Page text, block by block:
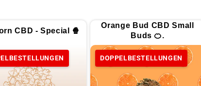
CBD - Special 🍿
Orange Bud CBD Small
Buds 🍊.
DOPPELBESTELLUNGEN